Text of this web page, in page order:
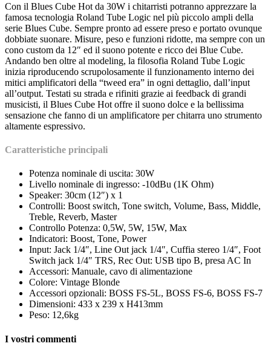
Con il Blues Cube Hot da 30W i chitarristi potranno apprezzare la
famosa tecnologia Roland Tube Logic nel più piccolo ampli della
serie Blues Cube. Sempre pronto ad essere preso e portato ovunque
dobbiate suonare. Misure, peso e funzioni ridotte, ma sempre con un
cono custom da 12″ ed il suono potente e ricco dei Blue Cube.
Andando ben oltre al modeling, la filosofia Roland Tube Logic
inizia riproducendo scrupolosamente il funzionamento interno dei
mitici amplificatori della “tweed era” in ogni dettaglio, dall’input
all’output. Testati su strada e rifiniti grazie ai feedback di grandi
musicisti, il Blues Cube Hot offre il suono dolce e la bellissima
sensazione che fanno di un amplificatore per chitarra uno strumento
altamente espressivo.
Caratteristiche principali
Potenza nominale di uscita: 30W
Livello nominale di ingresso: -10dBu (1K Ohm)
Speaker: 30cm (12″) x 1
Controlli: Boost switch, Tone switch, Volume, Bass, Middle,
Treble, Reverb, Master
Controllo Potenza: 0,5W, 5W, 15W, Max
Indicatori: Boost, Tone, Power
Input: Jack 1/4″, Line Out jack 1/4″, Cuffia stereo 1/4″, Foot
Switch jack 1/4″ TRS, Rec Out: USB tipo B, presa AC In
Accessori: Manuale, cavo di alimentazione
Colore: Vintage Blonde
Accessori opzionali: BOSS FS-5L, BOSS FS-6, BOSS FS-7
Dimensioni: 433 x 239 x H413mm
Peso: 12,6kg
I vostri commenti